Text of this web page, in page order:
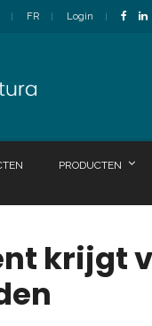
FR Login
PRODUCTEN
krijgt